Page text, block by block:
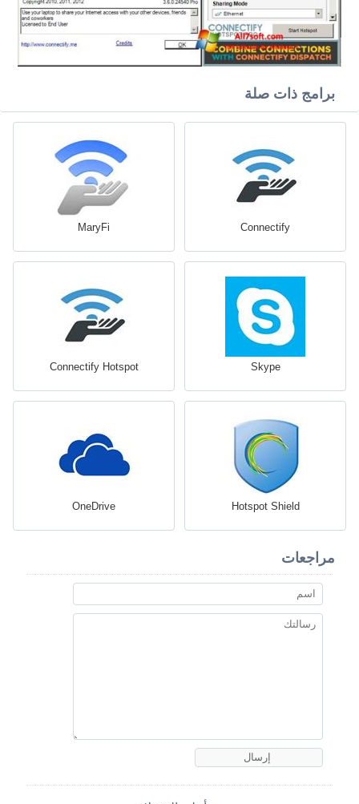
برامج ذات صلة
Connectify
MaryFi
Skype
Connectify Hotspot
Hotspot Shield
OneDrive
مراجعات